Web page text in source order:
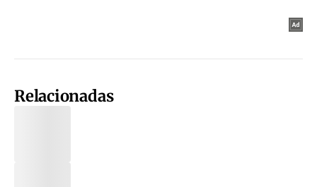
Relacionadas